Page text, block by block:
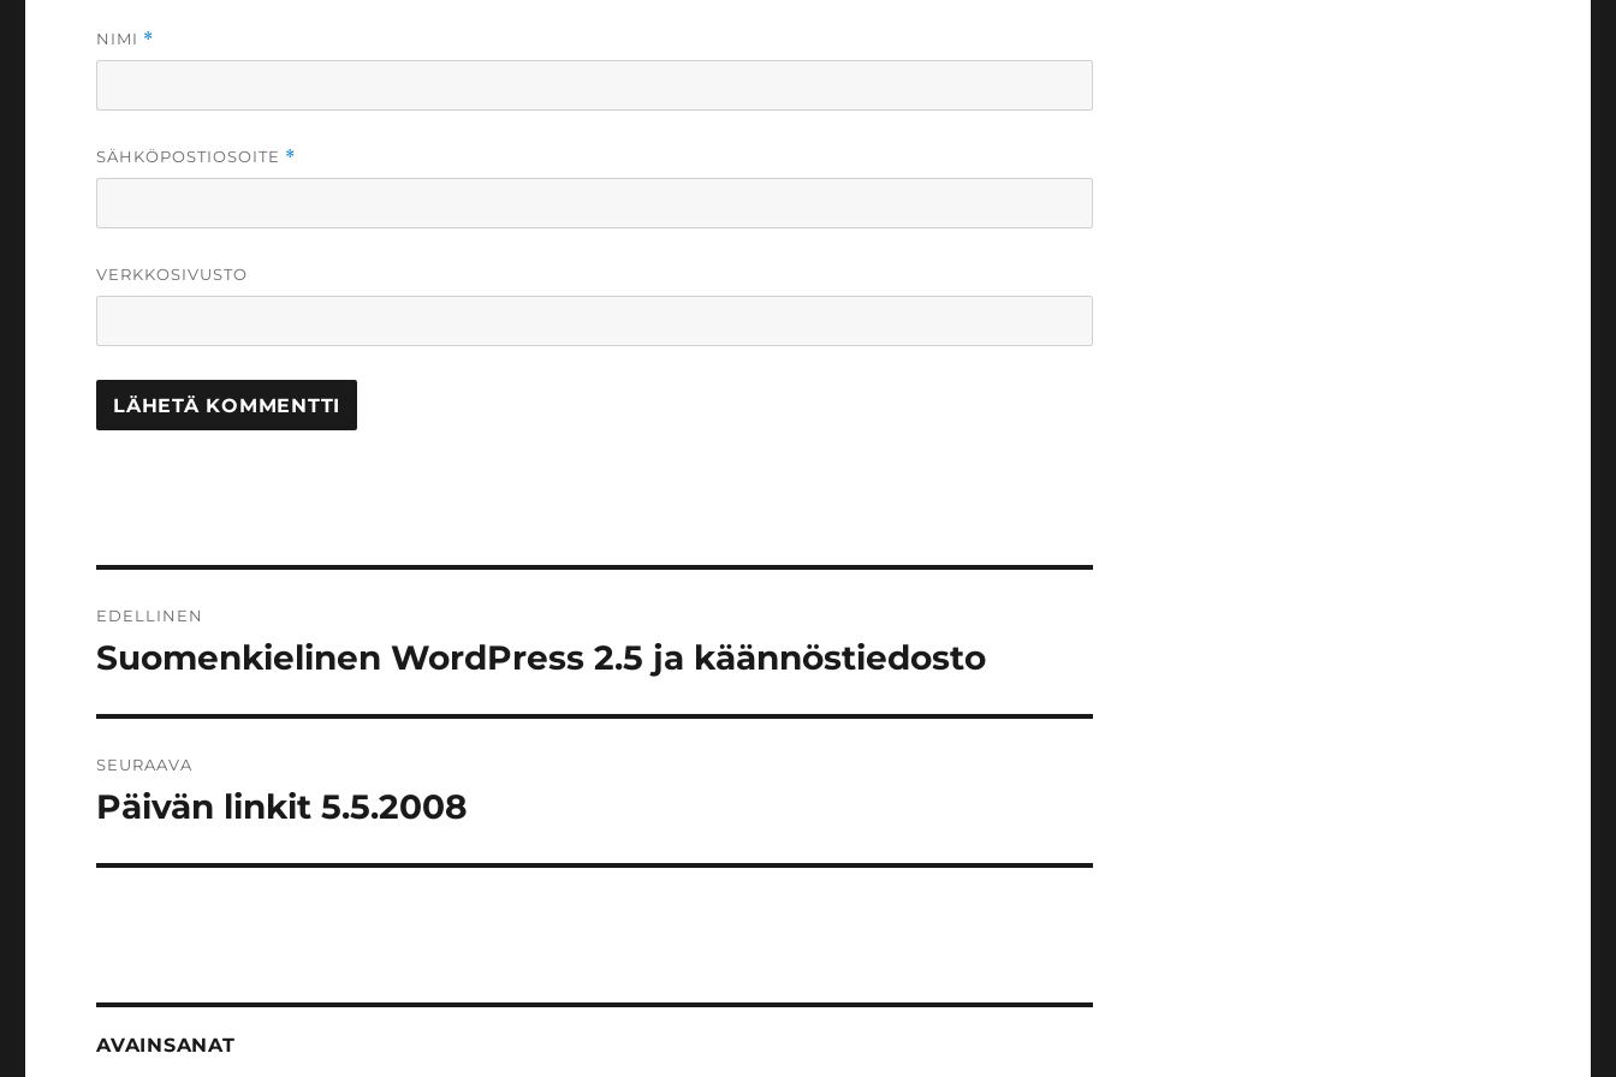
NIMI *
SÄHKÖPOSTIOSOITE *
VERKKOSIVUSTO
selaus
EDELLINEN
Edellinen
Suomenkielinen WordPress 2.5 ja käännöstiedosto
SEURAAVA
Seuraava
Päivän linkit 5.5.2008
AVAINSANAT